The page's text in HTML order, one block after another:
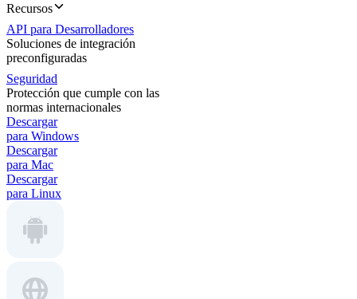
Recursos
API para Desarrolladores
Soluciones de integración
preconfiguradas
Seguridad
Protección que cumple con las
normas internacionales
Descargar
para Windows
Descargar
para Mac
Descargar
para Linux